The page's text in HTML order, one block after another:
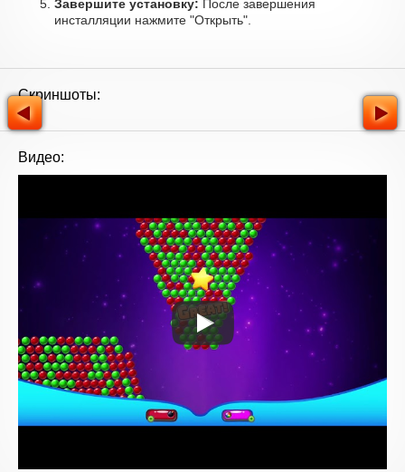
Завершите установку: После завершения
инсталляции нажмите "Открыть".
Скриншоты:
Видео: